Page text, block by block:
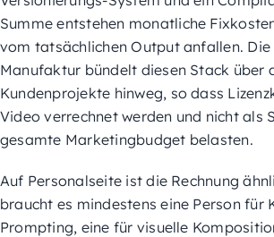
Summe entstehen monatliche
vom tatsächlichen Output anfallen.
Manufaktur bündelt diesen Stack über
Kundenprojekte hinweg, so dass
Video verrechnet werden und nicht als
gesamte Marketingbudget belasten.
Auf Personalseite ist die Rechnung
braucht es mindestens eine Person für
Prompting, eine für visuelle